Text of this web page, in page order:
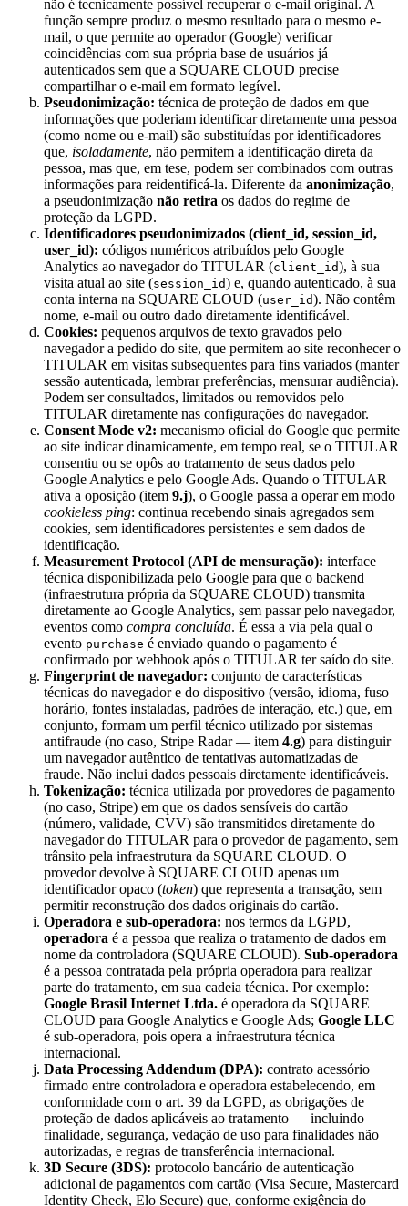
não é tecnicamente possível recuperar o e-mail original. A
função sempre produz o mesmo resultado para o mesmo e-
mail, o que permite ao operador (Google) verificar
coincidências com sua própria base de usuários já
autenticados sem que a SQUARE CLOUD precise
compartilhar o e-mail em formato legível.
Pseudonimização: técnica de proteção de dados em que
informações que poderiam identificar diretamente uma pessoa
(como nome ou e-mail) são substituídas por identificadores
que, isoladamente, não permitem a identificação direta da
pessoa, mas que, em tese, podem ser combinados com outras
informações para reidentificá-la. Diferente da anonimização,
a pseudonimização não retira os dados do regime de
proteção da LGPD.
Identificadores pseudonimizados (client_id, session_id,
user_id): códigos numéricos atribuídos pelo Google
Analytics ao navegador do TITULAR (client_id), à sua
visita atual ao site (session_id) e, quando autenticado, à sua
conta interna na SQUARE CLOUD (user_id). Não contêm
nome, e-mail ou outro dado diretamente identificável.
Cookies: pequenos arquivos de texto gravados pelo
navegador a pedido do site, que permitem ao site reconhecer o
TITULAR em visitas subsequentes para fins variados (manter
sessão autenticada, lembrar preferências, mensurar audiência).
Podem ser consultados, limitados ou removidos pelo
TITULAR diretamente nas configurações do navegador.
Consent Mode v2: mecanismo oficial do Google que permite
ao site indicar dinamicamente, em tempo real, se o TITULAR
consentiu ou se opôs ao tratamento de seus dados pelo
Google Analytics e pelo Google Ads. Quando o TITULAR
ativa a oposição (item 9.j), o Google passa a operar em modo
cookieless ping: continua recebendo sinais agregados sem
cookies, sem identificadores persistentes e sem dados de
identificação.
Measurement Protocol (API de mensuração): interface
técnica disponibilizada pelo Google para que o backend
(infraestrutura própria da SQUARE CLOUD) transmita
diretamente ao Google Analytics, sem passar pelo navegador,
eventos como compra concluída. É essa a via pela qual o
evento purchase é enviado quando o pagamento é
confirmado por webhook após o TITULAR ter saído do site.
Fingerprint de navegador: conjunto de características
técnicas do navegador e do dispositivo (versão, idioma, fuso
horário, fontes instaladas, padrões de interação, etc.) que, em
conjunto, formam um perfil técnico utilizado por sistemas
antifraude (no caso, Stripe Radar — item 4.g) para distinguir
um navegador autêntico de tentativas automatizadas de
fraude. Não inclui dados pessoais diretamente identificáveis.
Tokenização: técnica utilizada por provedores de pagamento
(no caso, Stripe) em que os dados sensíveis do cartão
(número, validade, CVV) são transmitidos diretamente do
navegador do TITULAR para o provedor de pagamento, sem
trânsito pela infraestrutura da SQUARE CLOUD. O
provedor devolve à SQUARE CLOUD apenas um
identificador opaco (token) que representa a transação, sem
permitir reconstrução dos dados originais do cartão.
Operadora e sub-operadora: nos termos da LGPD,
operadora é a pessoa que realiza o tratamento de dados em
nome da controladora (SQUARE CLOUD). Sub-operadora
é a pessoa contratada pela própria operadora para realizar
parte do tratamento, em sua cadeia técnica. Por exemplo:
Google Brasil Internet Ltda. é operadora da SQUARE
CLOUD para Google Analytics e Google Ads; Google LLC
é sub-operadora, pois opera a infraestrutura técnica
internacional.
Data Processing Addendum (DPA): contrato acessório
firmado entre controladora e operadora estabelecendo, em
conformidade com o art. 39 da LGPD, as obrigações de
proteção de dados aplicáveis ao tratamento — incluindo
finalidade, segurança, vedação de uso para finalidades não
autorizadas, e regras de transferência internacional.
3D Secure (3DS): protocolo bancário de autenticação
adicional de pagamentos com cartão (Visa Secure, Mastercard
Identity Check, Elo Secure) que, conforme exigência do